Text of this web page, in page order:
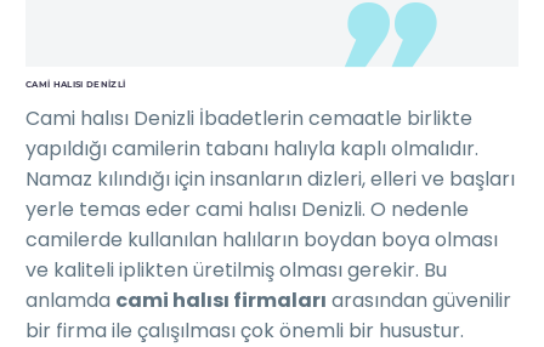
CAMI HALISI DENIZLI
Cami halısı Denizli İbadetlerin cemaatle birlikte
yapıldığı camilerin tabanı halıyla kaplı olmalıdır.
Namaz kılındığı için insanların dizleri, elleri ve başları
yerle temas eder cami halısı Denizli. O nedenle
camilerde kullanılan halıların boydan boya olması
ve kaliteli iplikten üretilmiş olması gerekir. Bu
anlamda cami halısı firmaları arasından güvenilir
bir firma ile çalışılması çok önemli bir husustur.